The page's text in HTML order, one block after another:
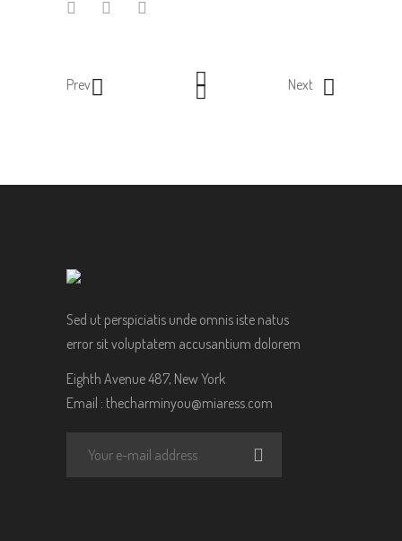
Prev Next
Sed ut perspiciatis unde omnis iste natus
error sit voluptatem accusantium dolorem
Eighth Avenue 487, New York
Email : thecharminyou@miaress.com